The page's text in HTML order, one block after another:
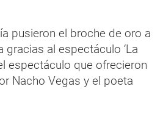
pusieron el broche de oro a
al espectáculo ‘La
espectáculo que ofrecieron
Nacho Vegas y el poeta